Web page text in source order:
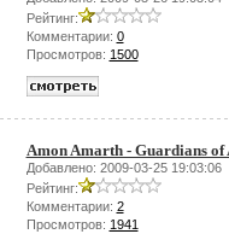
Рейтинг:
Комментарии: 0
Просмотров: 1500
Amon Amarth - Guardians of
Добавлено: 2009-03-25 19:03:06
Рейтинг:
Комментарии: 2
Просмотров: 1941